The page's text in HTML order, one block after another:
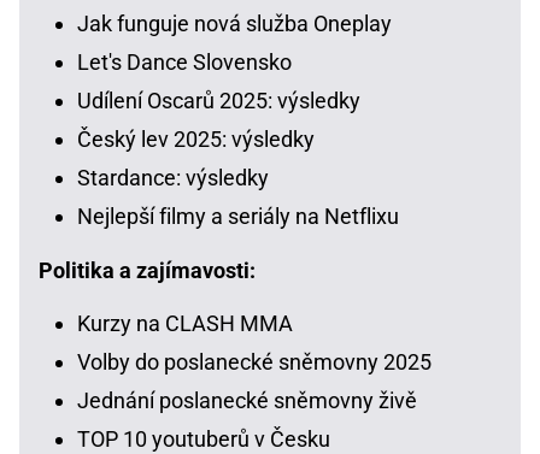
Jak funguje nová služba Oneplay
Let's Dance Slovensko
Udílení Oscarů 2025: výsledky
Český lev 2025: výsledky
Stardance: výsledky
Nejlepší filmy a seriály na Netflixu
Politika a zajímavosti:
Kurzy na CLASH MMA
Volby do poslanecké sněmovny 2025
Jednání poslanecké sněmovny živě
TOP 10 youtuberů v Česku